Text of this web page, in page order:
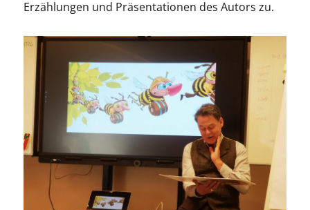
Erzählungen und Präsentationen des Autors zu.